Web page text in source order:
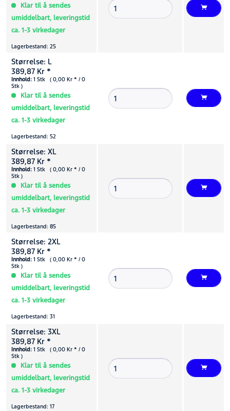
Klar til å sendes
umiddelbart, leveringstid
ca. 1-3 virkedager
Lagerbestand: 25
Størrelse: L
389,87 Kr *
Innhold: 1 Stk ( 0,00 Kr * / 0
Stk )
Klar til å sendes
umiddelbart, leveringstid
ca. 1-3 virkedager
Lagerbestand: 52
Størrelse: XL
389,87 Kr *
Innhold: 1 Stk ( 0,00 Kr * / 0
Stk )
Klar til å sendes
umiddelbart, leveringstid
ca. 1-3 virkedager
Lagerbestand: 85
Størrelse: 2XL
389,87 Kr *
Innhold: 1 Stk ( 0,00 Kr * / 0
Stk )
Klar til å sendes
umiddelbart, leveringstid
ca. 1-3 virkedager
Lagerbestand: 31
Størrelse: 3XL
389,87 Kr *
Innhold: 1 Stk ( 0,00 Kr * / 0
Stk )
Klar til å sendes
umiddelbart, leveringstid
ca. 1-3 virkedager
Lagerbestand: 17